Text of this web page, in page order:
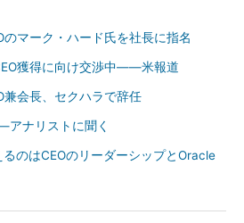
マーク・ハード氏を社長に指名
獲得に向け交渉中――米報道
兼会長、セクハラで辞任
ナリストに聞く
のはCEOのリーダーシップとOracle